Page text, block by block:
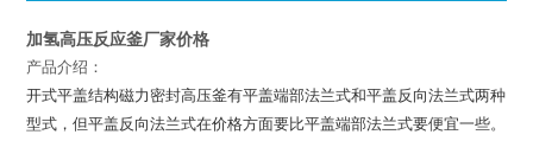
加氢高压反应釜厂家价格
产品介绍：
开式平盖结构磁力密封高压釜有平盖端部法兰式和平盖反向法兰式两种
型式，但平盖反向法兰式在价格方面要比平盖端部法兰式要便宜一些。